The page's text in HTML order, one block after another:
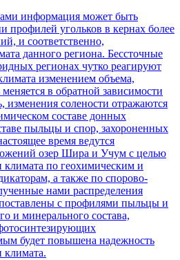
информация может быть
профилей угольков в кернах более
и соответственно,
данного региона. Бессточные
регионах чутко реагируют
изменением объема,
в обратной зависимости
изменения солености отражаются
составе донных
пыльцы и спор, захороненных
время ведутся
озер Шира и Учум с целью
климата по геохимическим и
а также по спорово-
нами распределения
с профилями пыльцы и
и минерального состава,
будет повышена надежность
климата.